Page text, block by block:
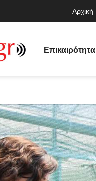
Αρχική
Επικαιρότητα